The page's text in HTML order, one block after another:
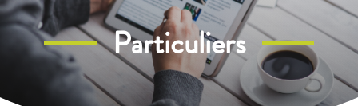
Particuliers